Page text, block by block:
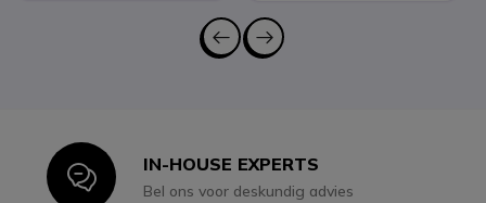
IconIN-HOUSE EXPERTS
Bel ons voor deskundig advies